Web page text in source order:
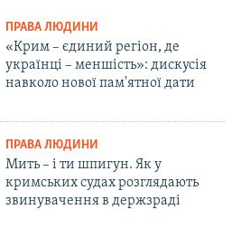
ПРАВА ЛЮДИНИ
«Крим – єдиний регіон, де
українці – меншість»: дискусія
навколо нової пам'ятної дати
ПРАВА ЛЮДИНИ
Мить – і ти шпигун. Як у
кримських судах розглядають
звинувачення в держзраді